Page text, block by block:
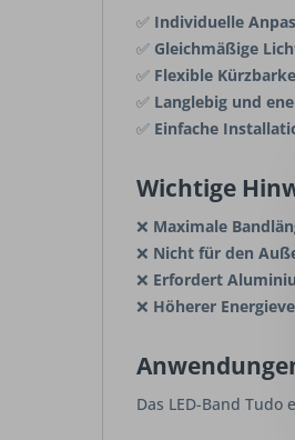
✅ Individuelle
✅ Gleichmäßige
✅ Flexible
✅ Langlebig und
✅ Einfache
Wichtige
❌ Maximale
❌ Nicht für den
❌ Erfordert
❌ Höherer
Das LED-Band Tudo